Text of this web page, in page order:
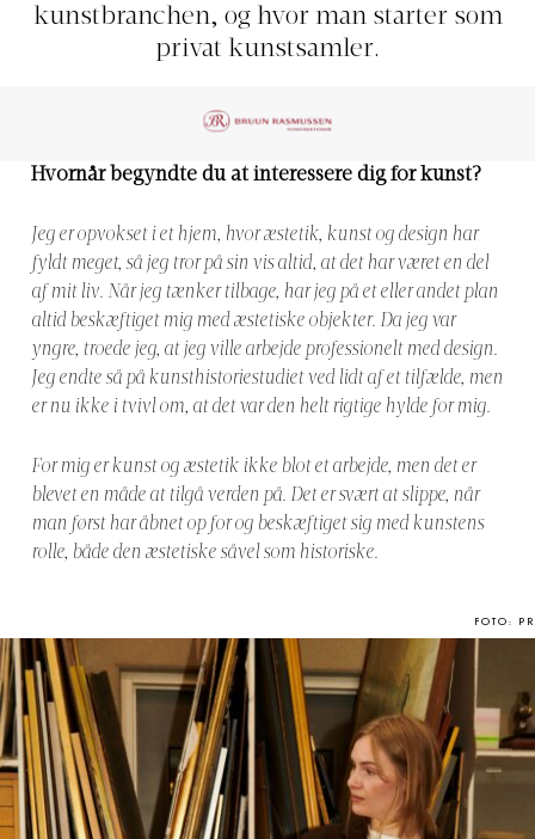
kunstbranchen, og hvor man starter som
privat kunstsamler.
Hvornår begyndte du at interessere dig for kunst?
Jeg er opvokset i et hjem, hvor æstetik, kunst og design har
fyldt meget, så jeg tror på sin vis altid, at det har været en del
af mit liv. Når jeg tænker tilbage, har jeg på et eller andet plan
altid beskæftiget mig med æstetiske objekter. Da jeg var
yngre, troede jeg, at jeg ville arbejde professionelt med design.
Jeg endte så på kunsthistoriestudiet ved lidt af et tilfælde, men
er nu ikke i tvivl om, at det var den helt rigtige hylde for mig.
For mig er kunst og æstetik ikke blot et arbejde, men det er
blevet en måde at tilgå verden på. Det er svært at slippe, når
man først har åbnet op for og beskæftiget sig med kunstens
rolle, både den æstetiske såvel som historiske.
FOTO: PR